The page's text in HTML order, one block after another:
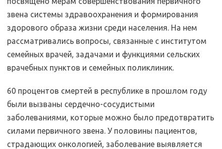
звена системы здравоохранения и формирования
здорового образа жизни среди населения. На нем
рассматривались вопросы, связанные с институтом
семейных врачей, задачами и функциями сельских
врачебных пунктов и семейных поликлиник.
60 процентов смертей в республике в прошлом году
были вызваны сердечно-сосудистыми
заболеваниями, которые можно было предотвратить
силами первичного звена. У половины пациентов,
страдающих онкологией, заболевание выявляется